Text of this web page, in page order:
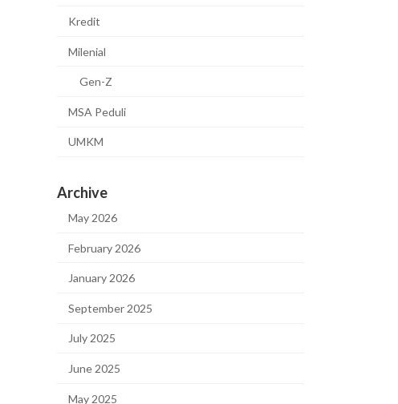
Kredit
Milenial
Gen-Z
MSA Peduli
UMKM
Archive
May 2026
February 2026
January 2026
September 2025
July 2025
June 2025
May 2025